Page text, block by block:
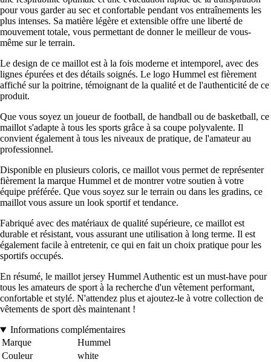
pour vous garder au sec et confortable pendant vos entraînements les
plus intenses. Sa matière légère et extensible offre une liberté de
mouvement totale, vous permettant de donner le meilleur de vous-
même sur le terrain.
Le design de ce maillot est à la fois moderne et intemporel, avec des
lignes épurées et des détails soignés. Le logo Hummel est fièrement
affiché sur la poitrine, témoignant de la qualité et de l'authenticité de ce
produit.
Que vous soyez un joueur de football, de handball ou de basketball, ce
maillot s'adapte à tous les sports grâce à sa coupe polyvalente. Il
convient également à tous les niveaux de pratique, de l'amateur au
professionnel.
Disponible en plusieurs coloris, ce maillot vous permet de représenter
fièrement la marque Hummel et de montrer votre soutien à votre
équipe préférée. Que vous soyez sur le terrain ou dans les gradins, ce
maillot vous assure un look sportif et tendance.
Fabriqué avec des matériaux de qualité supérieure, ce maillot est
durable et résistant, vous assurant une utilisation à long terme. Il est
également facile à entretenir, ce qui en fait un choix pratique pour les
sportifs occupés.
En résumé, le maillot jersey Hummel Authentic est un must-have pour
tous les amateurs de sport à la recherche d'un vêtement performant,
confortable et stylé. N'attendez plus et ajoutez-le à votre collection de
vêtements de sport dès maintenant !
Informations complémentaires
Marque
Hummel
Couleur
white